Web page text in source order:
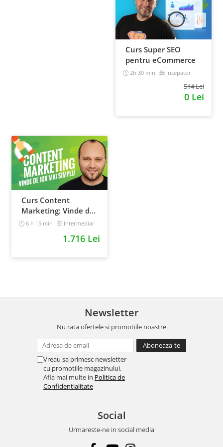
Curs Super SEO
pentru eCommerce
2h 30 min Incepator
514 Lei
0 Lei
Curs Content
Marketing: Vinde de
10x mai simplu
6 h 15 min Intermediar
1.716 Lei
Newsletter
Nu rata ofertele si promotiile noastre
Vreau sa primesc newsletter
cu promotiile magazinului.
Afla mai multe in Politica de
Confidentialitate
Social
Urmareste-ne in social media